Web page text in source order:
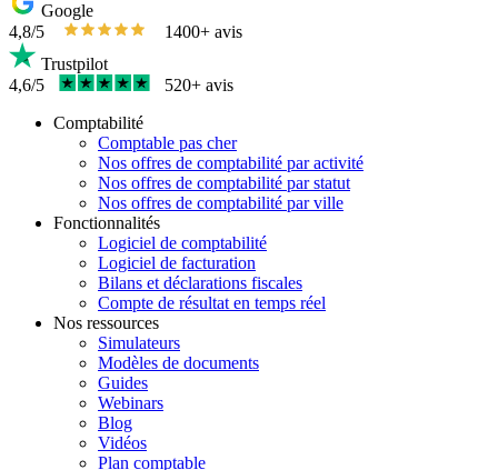
Google
4,8/5
1400+ avis
Trustpilot
4,6/5
520+ avis
Comptabilité
Comptable pas cher
Nos offres de comptabilité par activité
Nos offres de comptabilité par statut
Nos offres de comptabilité par ville
Fonctionnalités
Logiciel de comptabilité
Logiciel de facturation
Bilans et déclarations fiscales
Compte de résultat en temps réel
Nos ressources
Simulateurs
Modèles de documents
Guides
Webinars
Blog
Vidéos
Plan comptable